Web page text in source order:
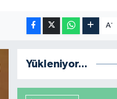
A-
Yükleniyor...